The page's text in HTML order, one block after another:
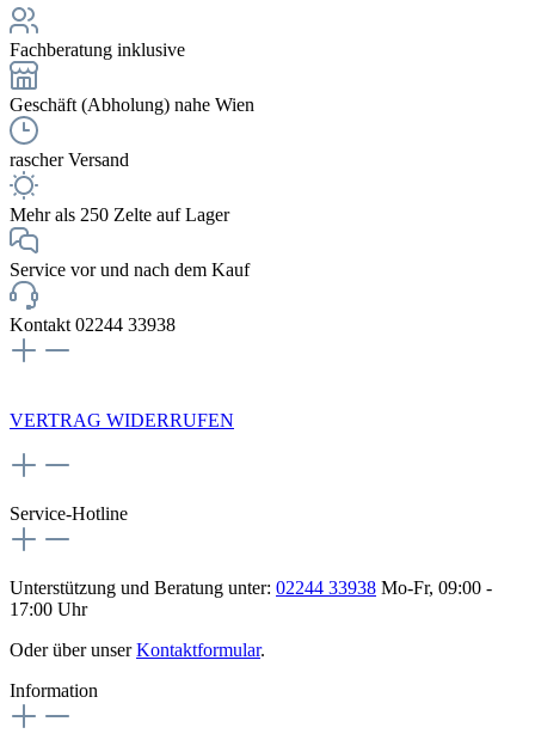
Fachberatung inklusive
Geschäft (Abholung) nahe Wien
rascher Versand
Mehr als 250 Zelte auf Lager
Service vor und nach dem Kauf
Kontakt 02244 33938
VERTRAG WIDERRUFEN
Service-Hotline
Unterstützung und Beratung unter: 02244 33938 Mo-Fr, 09:00 -
17:00 Uhr
Oder über unserKontaktformular.
Information